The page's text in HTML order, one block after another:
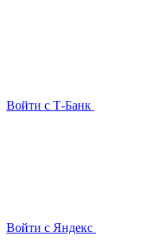
Войти с Т-Банк
Войти с Яндекс